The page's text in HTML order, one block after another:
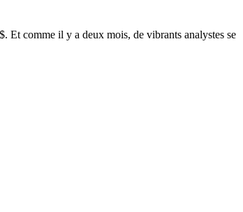
Et comme il y a deux mois, de vibrants analystes se